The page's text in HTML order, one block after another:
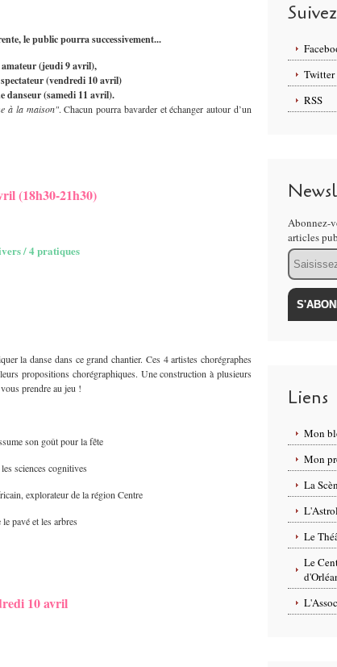
le public pourra successivement...
(jeudi 9 avril),
(vendredi 10 avril)
danseur (samedi 11 avril).
à la maison". Chacun pourra bavarder et échanger autour d’un
(18h30-21h30)
/ 4 pratiques
la danse dans ce grand chantier. Ces 4 artistes chorégraphes
propositions chorégraphiques. Une construction à plusieurs
prendre au jeu !
son goût pour la fête
sciences cognitives
explorateur de la région Centre
pavé et les arbres
10 avril
Twitter
RSS
Abonnez-
articles
Email
Liens
Mon
Mon
La
Le
Le